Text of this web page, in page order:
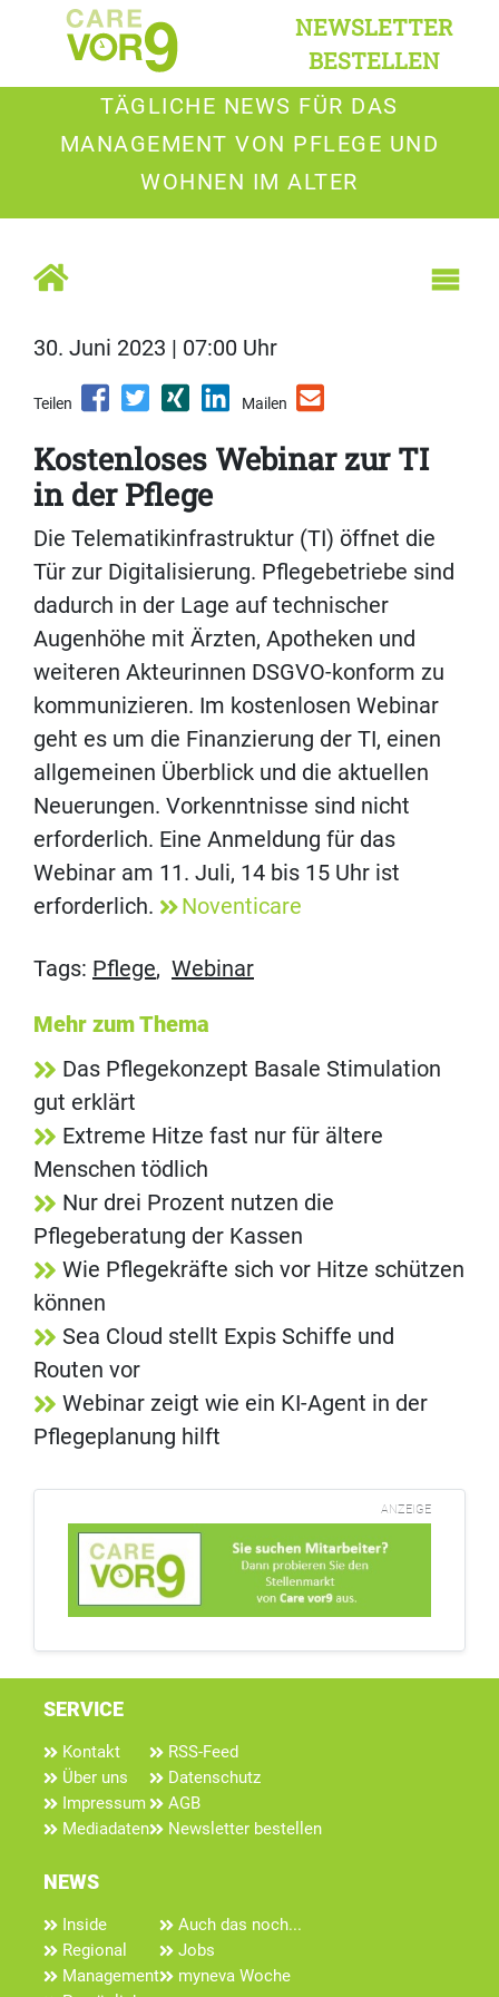
NEWSLETTER
BESTELLEN
TÄGLICHE NEWS FÜR DAS
MANAGEMENT VON PFLEGE UND
WOHNEN IM ALTER
30. Juni 2023 | 07:00 Uhr
Teilen Mailen
Kostenloses Webinar zur TI
in der Pflege
Die Telematikinfrastruktur (TI) öffnet die
Tür zur Digitalisierung. Pflegebetriebe sind
dadurch in der Lage auf technischer
Augenhöhe mit Ärzten, Apotheken und
weiteren Akteurinnen DSGVO-konform zu
kommunizieren. Im kostenlosen Webinar
geht es um die Finanzierung der TI, einen
allgemeinen Überblick und die aktuellen
Neuerungen. Vorkenntnisse sind nicht
erforderlich. Eine Anmeldung für das
Webinar am 11. Juli, 14 bis 15 Uhr ist
erforderlich.
Noventicare
Tags: Pflege, Webinar
Mehr zum Thema
Das Pflegekonzept Basale Stimulation
gut erklärt
Extreme Hitze fast nur für ältere
Menschen tödlich
Nur drei Prozent nutzen die
Pflegeberatung der Kassen
Wie Pflegekräfte sich vor Hitze schützen
können
Sea Cloud stellt Expis Schiffe und
Routen vor
Webinar zeigt wie ein KI-Agent in der
Pflegeplanung hilft
ANZEIGE
SERVICE
Kontakt
Über uns
Impressum
Mediadaten
RSS-Feed
Datenschutz
AGB
Newsletter bestellen
NEWS
Inside
Regional
Management
Auch das noch...
Jobs
myneva Woche